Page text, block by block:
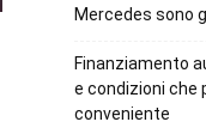
Mercedes sono
Finanziamento
e condizioni che
conveniente